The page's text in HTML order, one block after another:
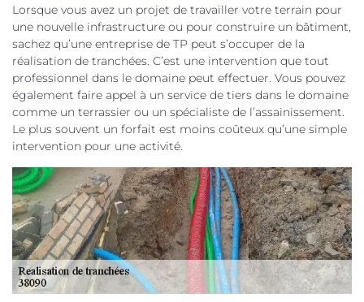
Lorsque vous avez un projet de travailler votre terrain pour
une nouvelle infrastructure ou pour construire un bâtiment,
sachez qu’une entreprise de TP peut s’occuper de la
réalisation de tranchées. C’est une intervention que tout
professionnel dans le domaine peut effectuer. Vous pouvez
également faire appel à un service de tiers dans le domaine
comme un terrassier ou un spécialiste de l’assainissement.
Le plus souvent un forfait est moins coûteux qu’une simple
intervention pour une activité.